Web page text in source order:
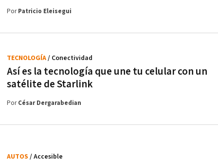
PorPatricio Eleisegui
Así es la tecnología que une tu celular con un
satélite de Starlink
TECNOLOGÍA/ Conectividad
PorCésar Dergarabedian
AUTOS / Accesible